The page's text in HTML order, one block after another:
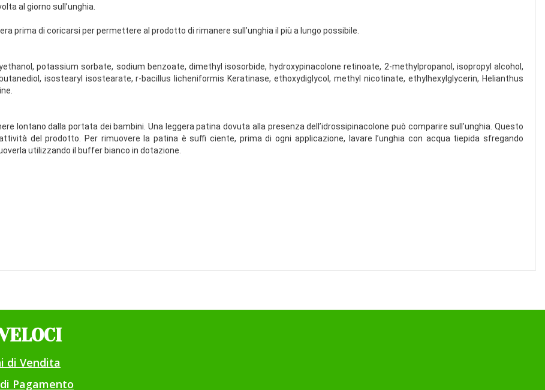
al giorno sull’unghia.
prima di coricarsi per permettere al prodotto di rimanere sull’unghia il più a lungo possibile.
potassium sorbate, sodium benzoate, dimethyl isosorbide, hydroxypinacolone retinoate, 2-methylpropanol, isopropyl alcohol,
isostearyl isostearate, r-bacillus licheniformis Keratinase, ethoxydiglycol, methyl nicotinate, ethylhexylglycerin, Helianthus
lontano dalla portata dei bambini. Una leggera patina dovuta alla presenza dell’idrossipinacolone può comparire sull’unghia. Questo
del prodotto. Per rimuovere la patina è suffi ciente, prima di ogni applicazione, lavare l’unghia con acqua tiepida sfregando
utilizzando il buffer bianco in dotazione.
di Vendita
Pagamento